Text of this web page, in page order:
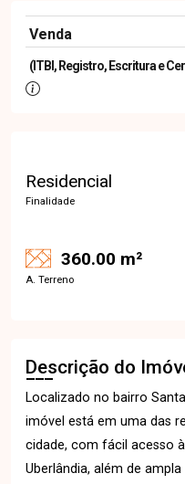
Venda
(ITBI, Registro, Escritura e
Residencial
Finalidade
360.00 m²
A. Terreno
Descrição do
Localizado no bairro
imóvel está em uma das
cidade, com fácil acesso
Uberlândia, além de